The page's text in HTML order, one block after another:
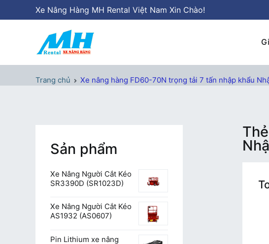
tới
Xe Nâng Hàng MH Rental Việt Nam Xin Chào!
Trang chủ Xe nâng hàng FD60-70N trọng tải 7 tấn nhập khẩu
Sản phẩm
Xe Nâng Người Cắt Kéo
SR3390D (SR1023D)
Xe Nâng Người Cắt Kéo
AS1932 (AS0607)
Pin Lithium xe nâng